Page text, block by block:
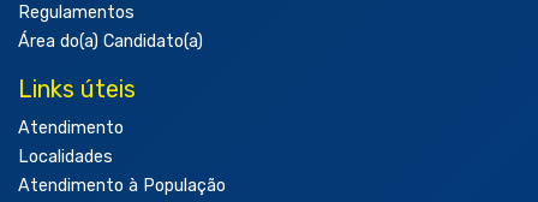
Regulamentos
Área do(a) Candidato(a)
Links úteis
Atendimento
Localidades
Atendimento à População